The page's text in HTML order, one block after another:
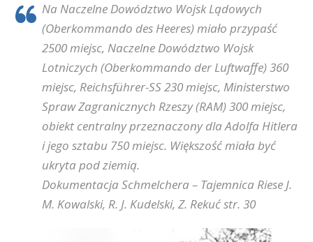
Na Naczelne Dowództwo Wojsk Lądowych
(Oberkommando des Heeres) miało przypaść
2500 miejsc, Naczelne Dowództwo Wojsk
Lotniczych (Oberkommando der Luftwaffe) 360
miejsc, Reichsführer-SS 230 miejsc, Ministerstwo
Spraw Zagranicznych Rzeszy (RAM) 300 miejsc,
obiekt centralny przeznaczony dla Adolfa Hitlera
i jego sztabu 750 miejsc. Większość miała być
ukryta pod ziemią.
Dokumentacja Schmelchera – Tajemnica Riese J.
M. Kowalski, R. J. Kudelski, Z. Rekuć str. 30